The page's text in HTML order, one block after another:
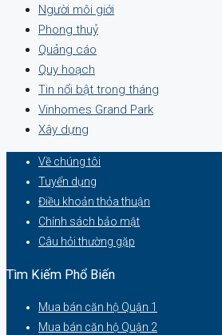
Người môi giới
Phong thuỷ
Quảng cáo
Quy hoạch
Tin nổi bật trong tháng
Vinhomes Grand Park
Xây dựng
Về chúng tôi
Tuyển dụng
Điều khoản thỏa thuận
Chính sách bảo mật
Câu hỏi thường gặp
Tìm Kiếm Phổ Biến
Mua bán căn hộ Quận 1
Mua bán căn hộ Quận 2